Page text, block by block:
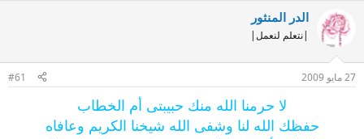
ل
م
و
ض
و
ا
ل
د
الدر المنثور
|نتعلم لنعمل|
27 مايو 2009 #61
لا حرمنا الله منك حبيبتى أم الخطاب
حفظك الله لنا وشفى الله شيخنا الكريم وعافاه